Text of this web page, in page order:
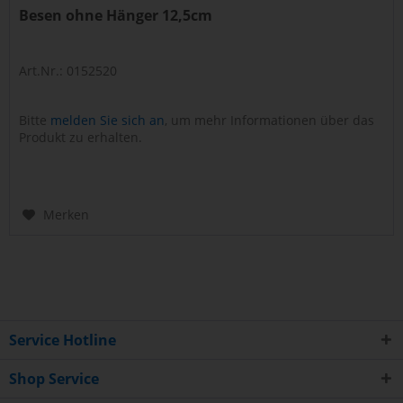
Besen ohne Hänger 12,5cm
Art.Nr.: 0152520
Bitte melden Sie sich an, um mehr Informationen über das
Produkt zu erhalten.
Merken
Service Hotline
Shop Service